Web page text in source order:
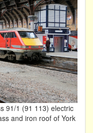
91/1 (91 113) electric
and iron roof of York